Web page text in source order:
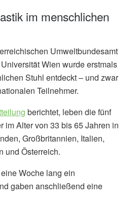
im menschlichen
Umweltbundesamt
Wien wurde erstmals
Stuhl entdeckt – und zwar
Teilnehmer.
berichtet, leben die fünf
im Alter von 33 bis 65 Jahren in
Großbritannien, Italien,
und Österreich.
Woche lang ein
gaben anschließend eine